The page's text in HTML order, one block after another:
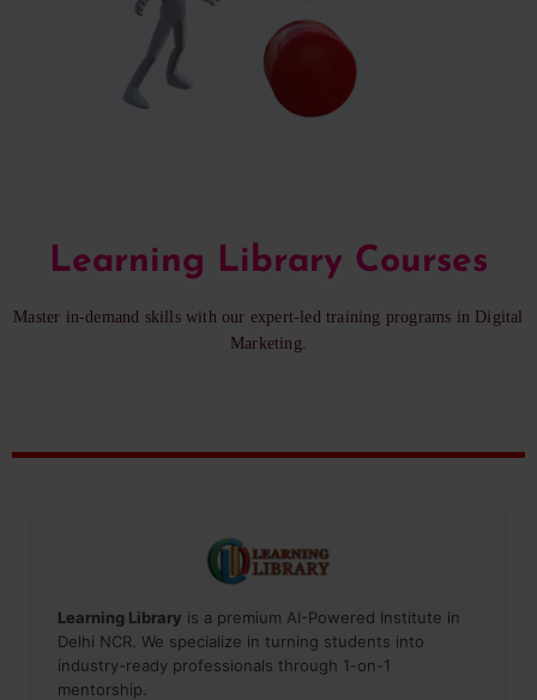
Learning Library Courses
Master in-demand skills with our expert-led training programs in Digital
Marketing.
Learning Library is a premium AI-Powered Institute in
Delhi NCR. We specialize in turning students into
industry-ready professionals through 1-on-1
mentorship.